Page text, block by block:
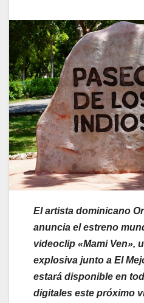
El artista dominicano
anuncia el estreno
videoclip «Mami Ven»,
explosiva junto a El
estará disponible en
digitales este próximo